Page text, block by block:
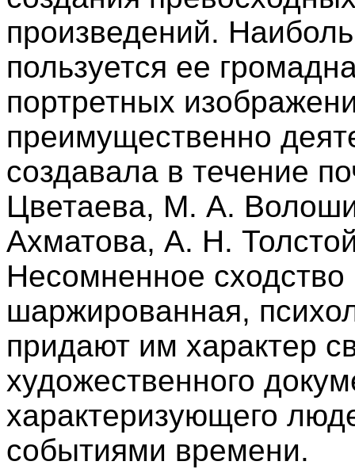
произведений.
пользуется ее
портретных
преимущественно
создавала в течение
Цветаева, М. А.
Ахматова, А. Н.
Несомненное
шаржированная,
придают им характер
художественного
характеризующего
событиями времени.